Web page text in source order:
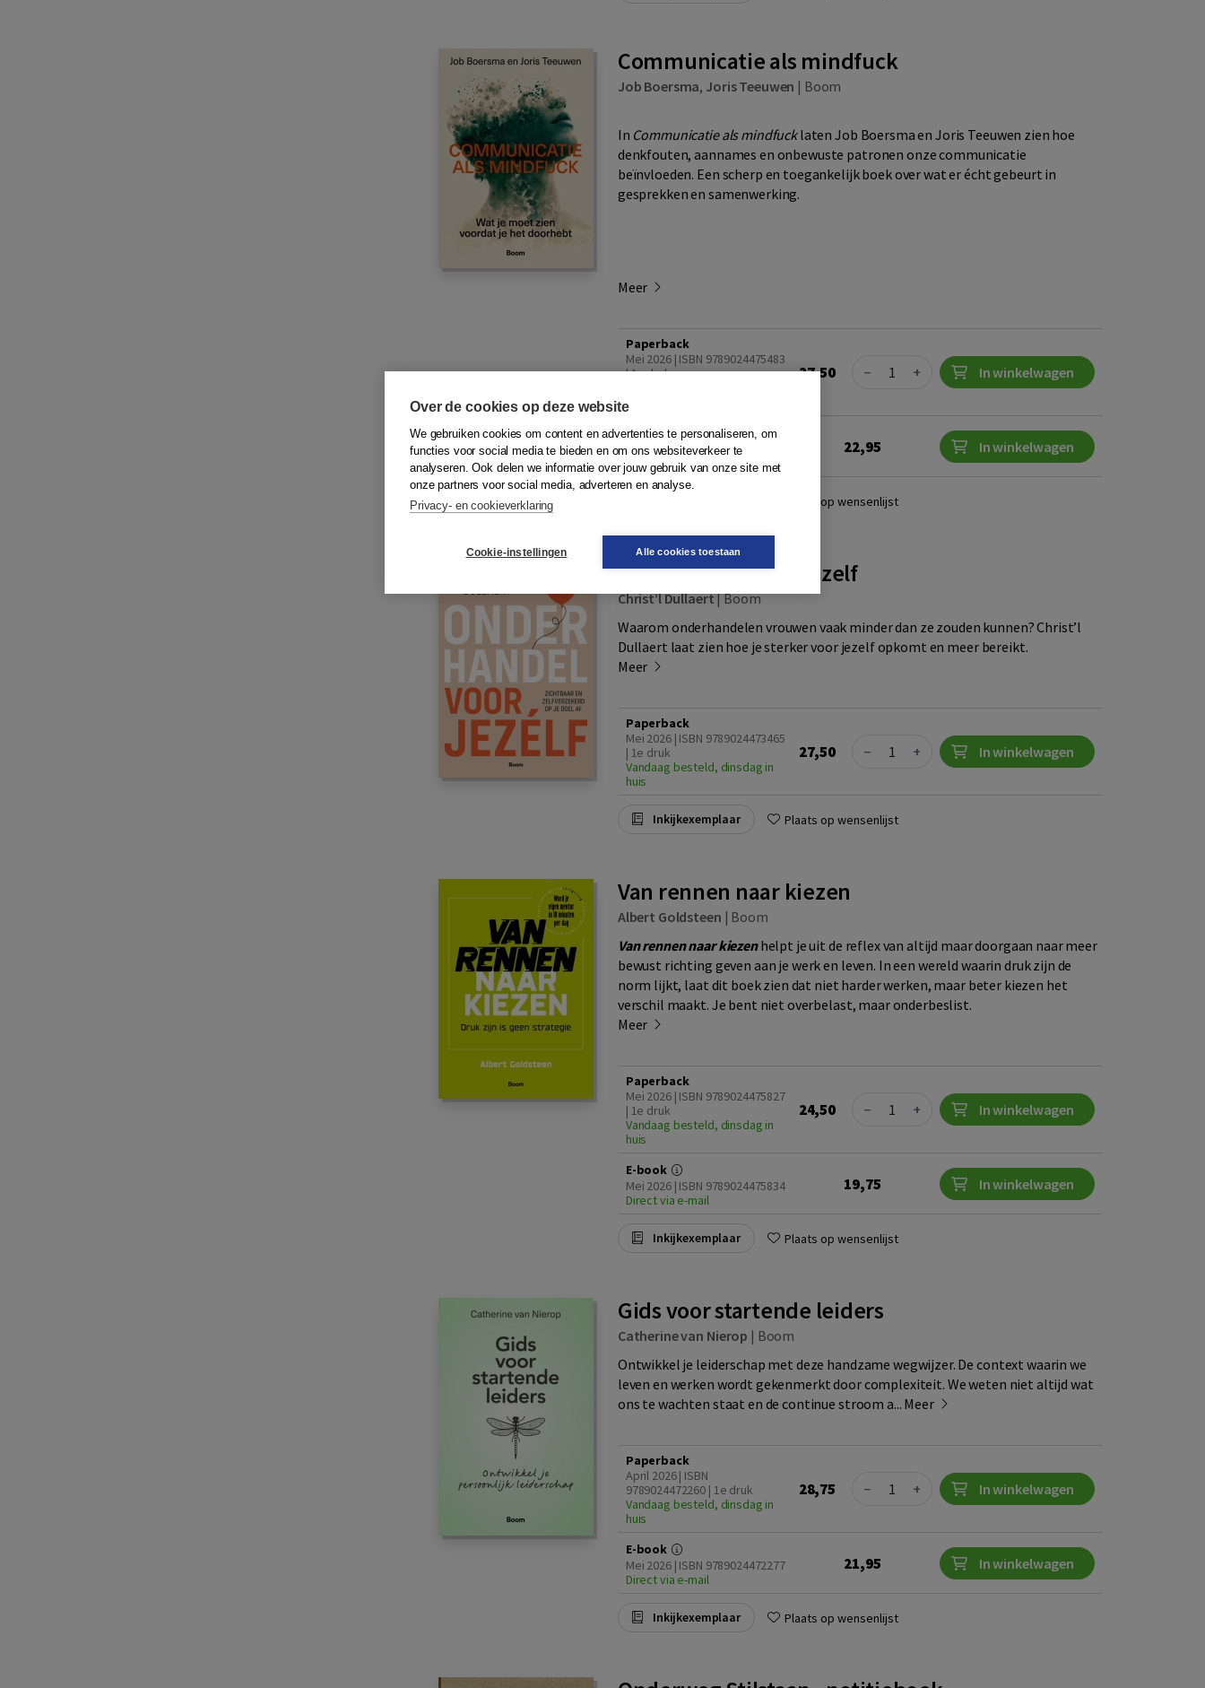
Communicatie als mindfuck
Job Boersma, Joris Teeuwen | Boom
In Communicatie als mindfucklaten Job Boersma en Joris Teeuwen zien hoe
denkfouten, aannames en onbewuste patronen onze communicatie
beïnvloeden. Een scherp en toegankelijk boek over wat er écht gebeurt in
gesprekken en samenwerking.
Meer
Paperback
Mei 2026 | ISBN 9789024475483
| 1e druk
huis
27,50 Quantity
− + In winkelwagen
E-book
Mei 2026 | ISBN 9789024475490
Direct via e-mail
22,95 In winkelwagen
Plaats op wensenlijst
Onderhandel voor jezelf
Christ’l Dullaert|Boom
Waarom onderhandelen vrouwen vaak minder dan ze zouden kunnen? Christ’l
Dullaert laat zien hoe je sterker voor jezelf opkomt en meer bereikt.
Meer
Paperback
Mei 2026 | ISBN 9789024473465
| 1e druk
Vandaag besteld, dinsdag in
huis
27,50 Quantity
− + In winkelwagen
Inkijkexemplaar Plaats op wensenlijst
Van rennen naar kiezen
Albert Goldsteen | Boom
Van rennen naar kiezenhelpt je uit de reflex van altijd maar doorgaan naar meer
bewust richting geven aan je werk en leven. In een wereld waarin druk zijn de
norm lijkt, laat dit boek zien dat niet harder werken, maar beter kiezen het
verschil maakt. Je bent niet overbelast, maar onderbeslist.
Meer
Paperback
Mei 2026 | ISBN 9789024475827
| 1e druk
Vandaag besteld, dinsdag in
huis
24,50 Quantity
− + In winkelwagen
E-book
Mei 2026 | ISBN 9789024475834
Direct via e-mail
19,75 In winkelwagen
Inkijkexemplaar Plaats op wensenlijst
Gids voor startende leiders
Catherine van Nierop | Boom
Ontwikkel je leiderschap met deze handzame wegwijzer. De context waarin we
leven en werken wordt gekenmerkt door complexiteit. We weten niet altijd wat
ons te wachten staat en de continue stroom a... Meer
Paperback
April 2026 | ISBN
9789024472260 | 1e druk
Vandaag besteld, dinsdag in
huis
28,75 Quantity
− + In winkelwagen
E-book
Mei 2026 | ISBN 9789024472277
Direct via e-mail
21,95 In winkelwagen
Inkijkexemplaar Plaats op wensenlijst
Over de cookies op deze website
We gebruiken cookies om content en advertenties te personaliseren, om
functies voor social media te bieden en om ons websiteverkeer te
analyseren. Ook delen we informatie over jouw gebruik van onze site met
onze partners voor social media, adverteren en analyse.
Privacy- en cookieverklaring
Cookie-instellingen Alle cookies toestaan